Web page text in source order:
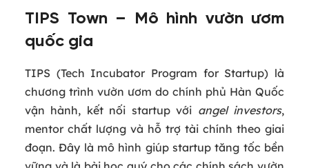
TIPS Town – Mô hình vườn ươm
quốc gia
TIPS (Tech Incubator Program for Startup) là
chương trình vườn ươm do chính phủ Hàn Quốc
vận hành, kết nối startup với angel investors,
mentor chất lượng và hỗ trợ tài chính theo giai
đoạn. Đây là mô hình giúp startup tăng tốc bền